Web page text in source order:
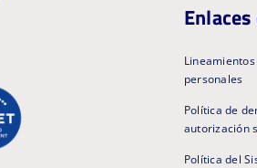
personales
Política de
autorización
Política del